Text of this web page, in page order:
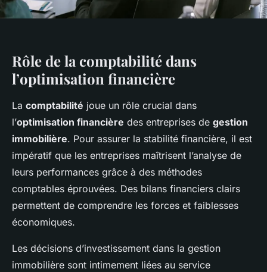
Rôle de la comptabilité dans
l’optimisation financière
La comptabilité joue un rôle crucial dans
l’optimisation financière des entreprises de gestion
immobilière. Pour assurer la stabilité financière, il est
impératif que les entreprises maîtrisent l’analyse de
leurs performances grâce à des méthodes
comptables éprouvées. Des bilans financiers clairs
permettent de comprendre les forces et faiblesses
économiques.
Les décisions d’investissement dans la gestion
immobilière sont intimement liées au service